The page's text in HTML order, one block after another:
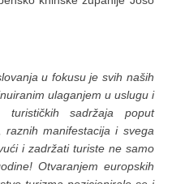
u fokusu je svih naših
ulaganjem u uslugu i
sadržaja poput
raznih manifestacija i svega
i zadržati turiste ne samo
Otvaranjem europskih